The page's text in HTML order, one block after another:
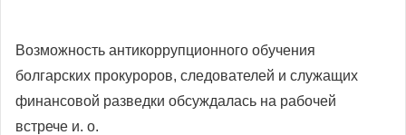
Возможность антикоррупционного обучения
болгарских прокуроров, следователей и служащих
финансовой разведки обсуждалась на рабочей
встрече и. о.